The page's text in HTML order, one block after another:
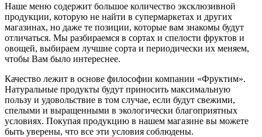
Наше меню содержит большое количество эксклюзивной
продукции, которую не найти в супермаркетах и других
магазинах, но даже те позиции, которые вам знакомы будут
отличаться. Мы разбираемся в сортах и спелости фруктов и
овощей, выбираем лучшие сорта и периодически их меняем,
чтобы Вам было интереснее.
Качество лежит в основе философии компании «Фруктим».
Натуральные продукты будут приносить максимальную
пользу и удовольствие в том случае, если будут свежими,
cпелыми и выращенными в экологически благоприятных
условиях. Покупая продукцию в нашем магазине вы можете
быть уверены, что все эти условия соблюдены.